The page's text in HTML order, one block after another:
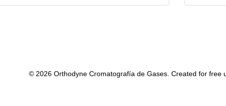
© 2026 Orthodyne Cromatografía de Gases. Created for free